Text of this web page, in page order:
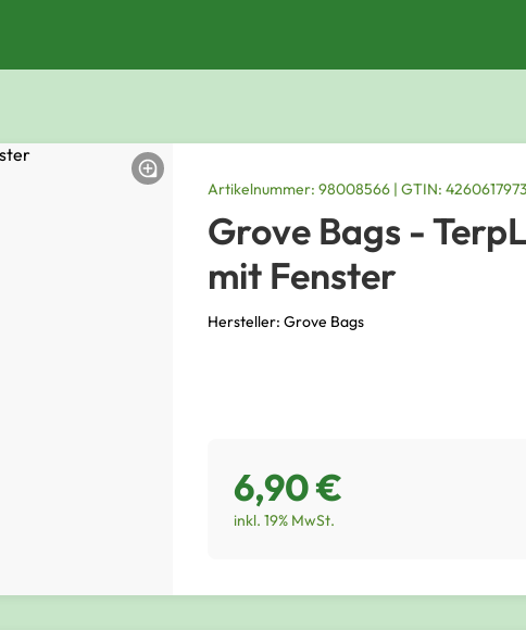
Artikelnummer: 98008566 | GTIN:
Grove Bags -
mit Fenster
Hersteller: Grove Bags
6,90 €
inkl. 19% MwSt.